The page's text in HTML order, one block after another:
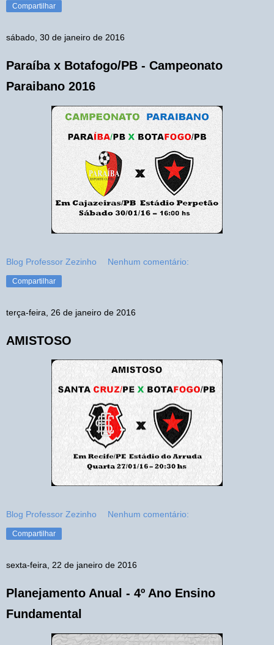
Compartilhar
sábado, 30 de janeiro de 2016
Paraíba x Botafogo/PB - Campeonato
Paraibano 2016
Blog Professor Zezinho Nenhum comentário:
Compartilhar
terça-feira, 26 de janeiro de 2016
AMISTOSO
Blog Professor Zezinho Nenhum comentário:
Compartilhar
sexta-feira, 22 de janeiro de 2016
Planejamento Anual - 4º Ano Ensino
Fundamental